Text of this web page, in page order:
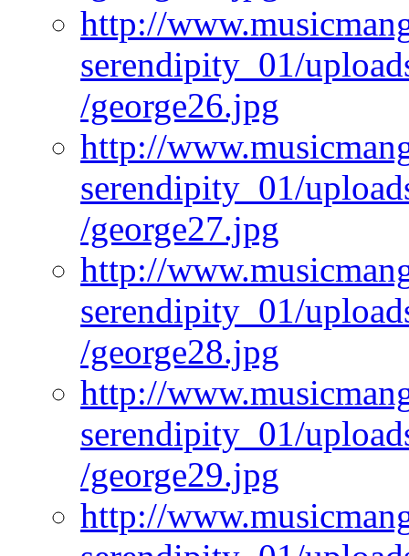
http://
serendipity_01/
/george26.jpg
http://
serendipity_01/
/george27.jpg
http://
serendipity_01/
/george28.jpg
http://
serendipity_01/
/george29.jpg
http://